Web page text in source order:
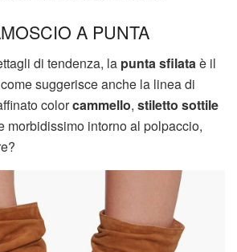
A PUNTA
di tendenza, la punta sfilataè il
suggerisce anche la linea di
colorcammello, stiletto sottile
morbidissimo intorno al polpaccio,